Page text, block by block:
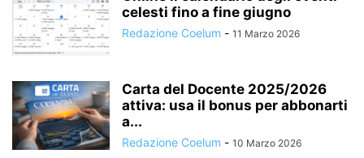
celesti fino a fine giugno
Redazione Coelum - 11 Marzo 2026
Carta del Docente 2025/2026
attiva: usa il bonus per abbonarti
a...
Redazione Coelum - 10 Marzo 2026